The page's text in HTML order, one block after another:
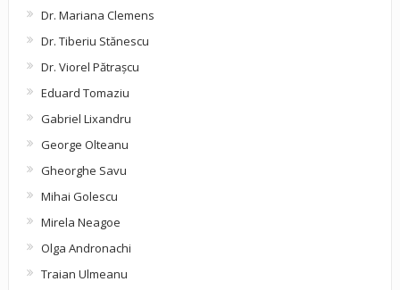
Dr. Mariana Clemens
Dr. Tiberiu Stănescu
Dr. Viorel Pătraşcu
Eduard Tomaziu
Gabriel Lixandru
George Olteanu
Gheorghe Savu
Mihai Golescu
Mirela Neagoe
Olga Andronachi
Traian Ulmeanu